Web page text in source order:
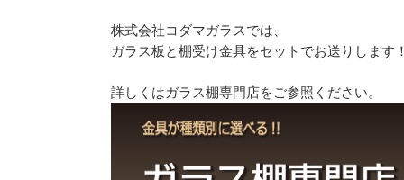
株式会社コダマガラスでは、
ガラス板と棚受け金具をセットでお送りします
詳しくはガラス棚専門店をご参照ください。